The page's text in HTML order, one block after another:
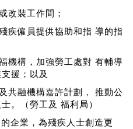
改裝工作間；
疾僱員提供協助和指 導的指
機構，加強勞工處對 有輔導
援；以及
共融機構嘉許計劃， 推動公
。（勞工及 福利局）
企業，為殘疾人士創造更